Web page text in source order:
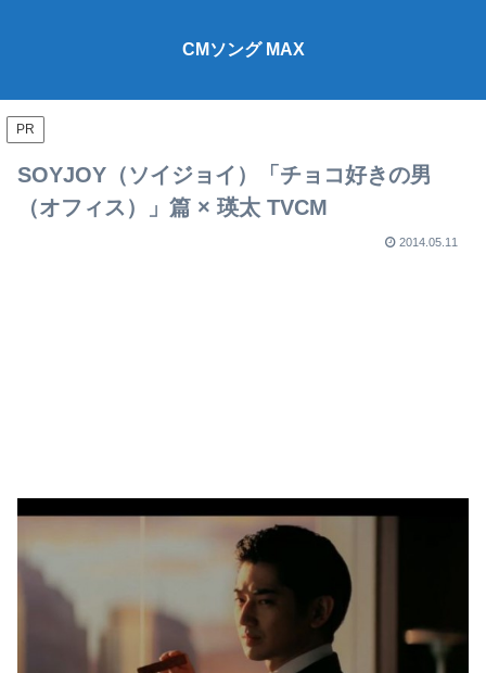
CMソング MAX
PR
SOYJOY（ソイジョイ）「チョコ好きの男
（オフィス）」篇 × 瑛太 TVCM
2014.05.11